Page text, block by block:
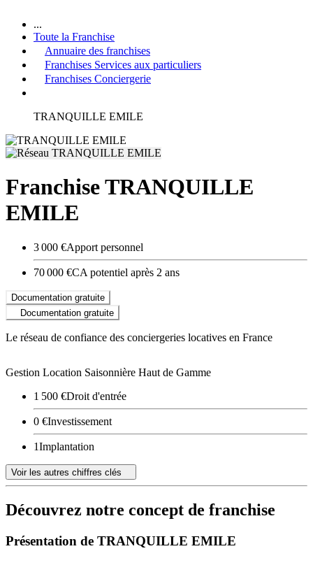
...
Toute la Franchise
Annuaire des franchises
Franchises Services aux particuliers
Franchises Conciergerie
TRANQUILLE EMILE
Franchise TRANQUILLE
EMILE
3 000 €Apport personnel
70 000 €CA potentiel après 2 ans
Documentation gratuite
Documentation gratuite
Le réseau de confiance des conciergeries locatives en France
Gestion Location Saisonnière Haut de Gamme
1 500 €Droit d'entrée
0 €Investissement
1Implantation
Voir les autres chiffres clés
Découvrez notre concept de franchise
Présentation de TRANQUILLE EMILE